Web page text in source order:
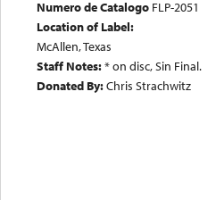
Numero de Catalogo FLP-2051
Location of Label:
McAllen, Texas
Staff Notes:* on disc, Sin Final.
Donated By:Chris Strachwitz